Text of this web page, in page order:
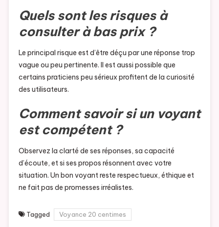
Quels sont les risques à
consulter à bas prix ?
Le principal risque est d’être déçu par une réponse trop
vague ou peu pertinente. Il est aussi possible que
certains praticiens peu sérieux profitent de la curiosité
des utilisateurs.
Comment savoir si un voyant
est compétent ?
Observez la clarté de ses réponses, sa capacité
d’écoute, et si ses propos résonnent avec votre
situation. Un bon voyant reste respectueux, éthique et
ne fait pas de promesses irréalistes.
Tagged Voyance 20 centimes